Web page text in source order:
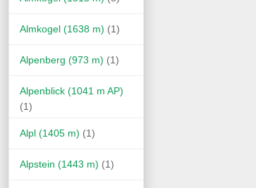
Almkogel (1638 m) (1)
Alpenberg (973 m) (1)
Alpenblick (1041 m AP)
(1)
Alpl (1405 m) (1)
Alpstein (1443 m) (1)